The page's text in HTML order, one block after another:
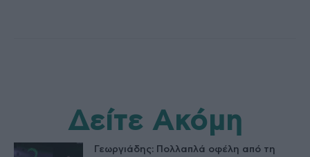
Δείτε Ακόμη
Γεωργιάδης: Πολλαπλά οφέλη από τη